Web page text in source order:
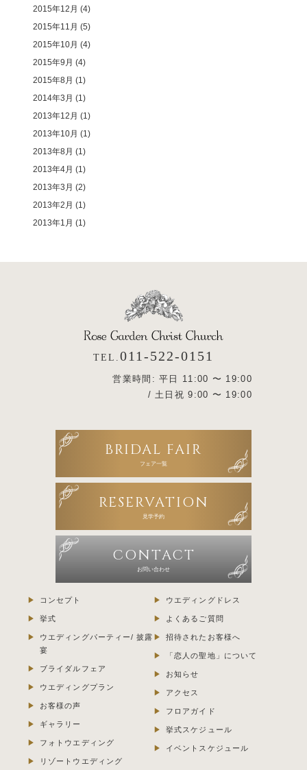
2015年12月 (4)
2015年11月 (5)
2015年10月 (4)
2015年9月 (4)
2015年8月 (1)
2014年3月 (1)
2013年12月 (1)
2013年10月 (1)
2013年8月 (1)
2013年4月 (1)
2013年3月 (2)
2013年2月 (1)
2013年1月 (1)
TEL. 011-522-0151
営業時間: 平日 11:00 〜 19:00
/ 土日祝 9:00 〜 19:00
BRIDAL FAIR
フェア一覧
RESERVATION
見学予約
CONTACT
お問い合わせ
コンセプト
挙式
ウエディングパーティー/ 披露
宴
ブライダルフェア
ウエディングプラン
お客様の声
ギャラリー
フォトウエディング
リゾートウエディング
ウエディングドレス
よくあるご質問
招待されたお客様へ
「恋人の聖地」について
お知らせ
アクセス
フロアガイド
挙式スケジュール
イベントスケジュール